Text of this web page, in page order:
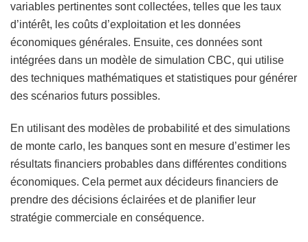
variables pertinentes sont collectées, telles que les taux
d’intérêt, les coûts d’exploitation et les données
économiques générales. Ensuite, ces données sont
intégrées dans un modèle de simulation CBC, qui utilise
des techniques mathématiques et statistiques pour générer
des scénarios futurs possibles.
En utilisant des modèles de probabilité et des simulations
de monte carlo, les banques sont en mesure d’estimer les
résultats financiers probables dans différentes conditions
économiques. Cela permet aux décideurs financiers de
prendre des décisions éclairées et de planifier leur
stratégie commerciale en conséquence.